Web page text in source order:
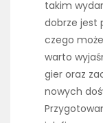
takim
dobrze jest
czego
warto
gier oraz
nowych